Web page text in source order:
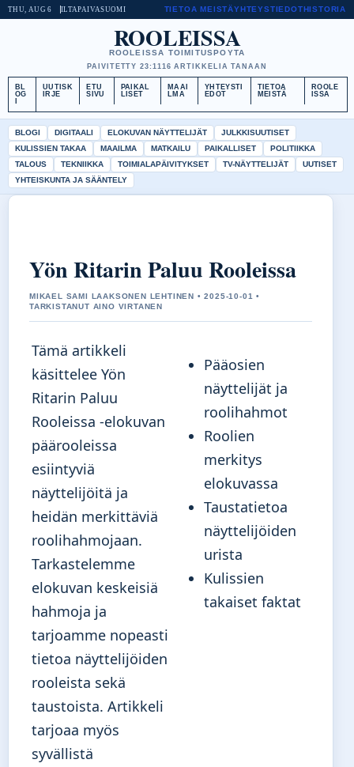
THU, AUG 6 ILTAPAIVASUOMI TIETOA MEISTÄYHTEYSTIEDOTHISTORIA
ROOLEISSA
ROOLEISSA TOIMITUSPOYTA
PAIVITETTY 23:1116 ARTIKKELIA TANAAN
BL
OG
UUTISK
IRJE
ETU
SIVU
PAIKAL
LISET
MAAI
LMA
YHTEYSTI
EDOT
TIETOA
MEISTÄ
ROOLE
ISSA
BLOGI DIGITAALI ELOKUVAN NÄYTTELIJÄT
JULKKISUUTISET
KULISSIEN TAKAA
MAAILMA MATKAILU PAIKALLISET
POLITIIKKA
TALOUS
TEKNIIKKA TOIMIALAPÄIVITYKSET TV-NÄYTTELIJÄT
UUTISET
YHTEISKUNTA JA SÄÄNTELY
Yön Ritarin Paluu Rooleissa
MIKAEL SAMI LAAKSONEN LEHTINEN • 2025-10-01 •
TARKISTANUT AINO VIRTANEN
Tämä artikkeli
käsittelee Yön
Ritarin Paluu
Rooleissa -elokuvan
päärooleissa
esiintyviä
näyttelijöitä ja
heidän merkittäviä
roolihahmojaan.
Tarkastelemme
elokuvan keskeisiä
hahmoja ja
tarjoamme nopeasti
tietoa näyttelijöiden
rooleista sekä
taustoista. Artikkeli
tarjoaa myös
syvällistä
Pääosien
näyttelijät ja
roolihahmot
Roolien
merkitys
elokuvassa
Taustatietoa
näyttelijöiden
urista
Kulissien
takaiset faktat